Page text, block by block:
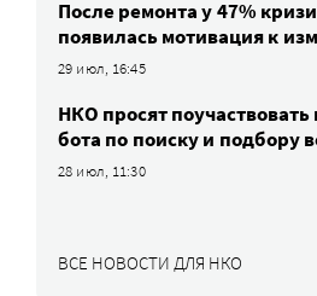
После ремонта у 47%
появилась мотивация к
29 июл, 16:45
НКО просят поучаствовать
бота по поиску и подбору
28 июл, 11:30
ВСЕ НОВОСТИ ДЛЯ НКО